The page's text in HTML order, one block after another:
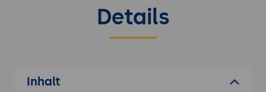
Details
Inhalt